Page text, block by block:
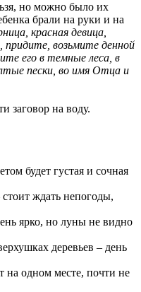
но можно было их
брали на руки и на
красная девица,
придите, возьмите денной
его в темные леса, в
пески, во имя Отца и
заговор на воду.
будет густая и сочная
ждать непогоды,
ярко, но луны не видно
деревьев – день
на одном месте, почти не